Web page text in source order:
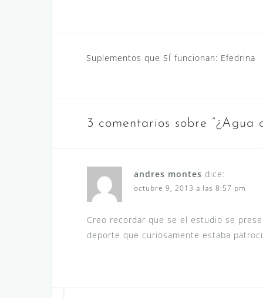
Navegación
Suplementos que SÍ funcionan: Efedrina
3 comentarios sobre “¿Agua
andres montes dice:
octubre 9, 2013 a las 8:57 pm
Creo recordar que se el estudio se
deporte que curiosamente estaba